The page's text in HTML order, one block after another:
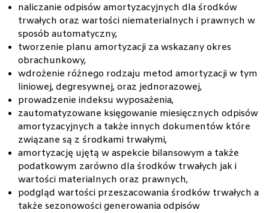
naliczanie odpisów amortyzacyjnych dla środków
trwałych oraz wartości niematerialnych i prawnych w
sposób automatyczny,
tworzenie planu amortyzacji za wskazany okres
obrachunkowy,
wdrożenie różnego rodzaju metod amortyzacji w tym
liniowej, degresywnej, oraz jednorazowej,
prowadzenie indeksu wyposażenia,
zautomatyzowane księgowanie miesięcznych odpisów
amortyzacyjnych a także innych dokumentów które
związane są z środkami trwałymi,
amortyzację ujętą w aspekcie bilansowym a także
podatkowym zarówno dla środków trwałych jak i
wartości materialnych oraz prawnych,
podgląd wartości przeszacowania środków trwałych a
także sezonowości generowania odpisów